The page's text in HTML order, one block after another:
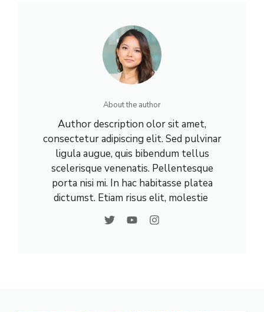
About the author
Author description olor sit amet,
consectetur adipiscing elit. Sed pulvinar
ligula augue, quis bibendum tellus
scelerisque venenatis. Pellentesque
porta nisi mi. In hac habitasse platea
dictumst. Etiam risus elit, molestie